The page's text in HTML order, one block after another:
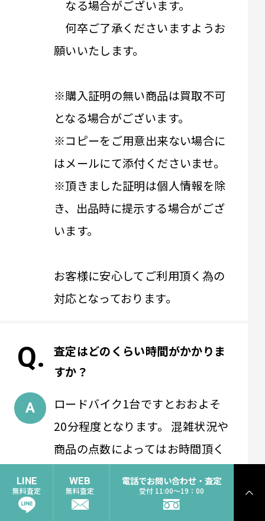
LINE
無料査定
WEB
無料査定
電話でお問い合わせ・査定
受付 11:00〜19：00 ト
なる場合がございます。
何卒ご了承くださいますようお
願いいたします。
※購入証明の無い商品は買取不可
となる場合がございます。
※コピーをご用意出来ない場合に
はメールにて添付くださいませ。
※頂きました証明は個人情報を除
き、出品時に提示する場合がござ
います。
お客様に安心してご利用頂く為の
対応となっております。
査定はどのくらい時間がかかりま
すか？
ロードバイク1台ですとおおよそ
20分程度となります。 混雑状況や
商品の点数によってはお時間頂く
を頂く場合は事前にご案内いたし